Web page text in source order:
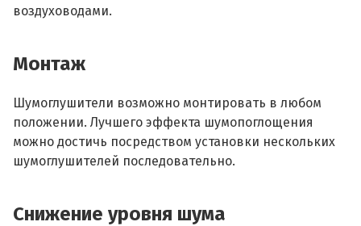
воздуховодами.
Монтаж
Шумоглушители возможно монтировать в любом
положении. Лучшего эффекта шумопоглощения
можно достичь посредством установки нескольких
шумоглушителей последовательно.
Снижение уровня шума